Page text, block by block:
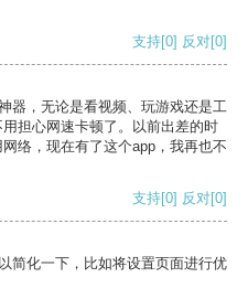
支持[0] 反对[0]
器，无论是看视频、玩游戏还是工
担心网速卡顿了。以前出差的时
络，现在有了这个app，我再也不
支持[0] 反对[0]
简化一下，比如将设置页面进行优